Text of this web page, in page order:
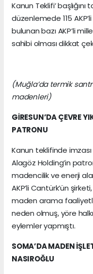
Kanun Teklifi’
düzenlemede 115
bulunan bazı AKP’li
sahibi olması dikkat
(Muğla’da termik
madenleri)
GİRESUN’DA ÇEVRE
PATRONU
Kanun teklifinde imzası
Alagöz Holding’in
madencilik ve enerji
AKP’li Cantürk’ün
maden arama
neden olmuş, yöre
eylemler yapmıştı.
SOMA’DA MADEN
NASIROĞLU